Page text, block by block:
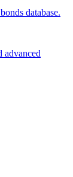
database.
advanced